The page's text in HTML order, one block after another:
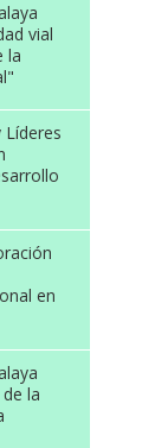
vial
la
Líderes
en
la